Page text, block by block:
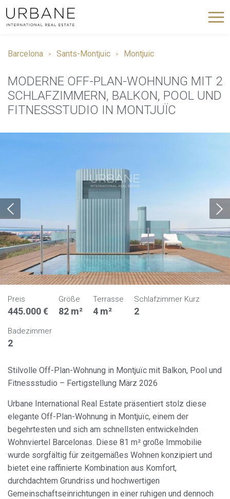
Barcelona Sants-Montjuic Montjuic
MODERNE OFF-PLAN-WOHNUNG MIT 2
SCHLAFZIMMERN, BALKON, POOL UND
FITNESSSTUDIO IN MONTJUÏC
Preis
445.000 €
Größe
82 m²
Terrasse
4 m²
Schlafzimmer Kurz
2
Badezimmer
2
Stilvolle Off-Plan-Wohnung in Montjuïc mit Balkon, Pool und
Fitnessstudio – Fertigstellung März 2026
Urbane International Real Estate präsentiert stolz diese
elegante Off-Plan-Wohnung in Montjuïc, einem der
begehrtesten und sich am schnellsten entwickelnden
Wohnviertel Barcelonas. Diese 81 m² große Immobilie
wurde sorgfältig für zeitgemäßes Wohnen konzipiert und
bietet eine raffinierte Kombination aus Komfort,
durchdachtem Grundriss und hochwertigen
Gemeinschaftseinrichtungen in einer ruhigen und dennoch